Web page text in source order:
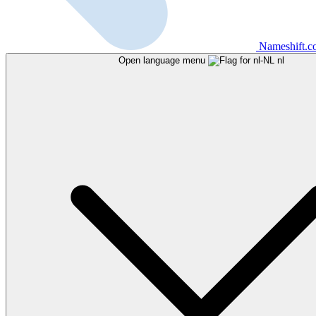
Open language menu nl